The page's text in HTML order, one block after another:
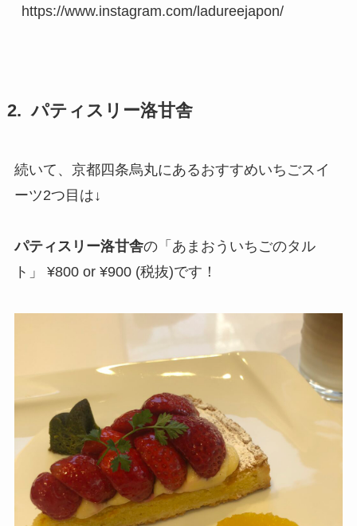
https://www.instagram.com/ladureejapon/
2. パティスリー洛甘舎
続いて、京都四条烏丸にあるおすすめいちごスイ
ーツ2つ目は↓
パティスリー洛甘舎の「あまおういちごのタル
ト」 ¥800 or ¥900 (税抜)です！